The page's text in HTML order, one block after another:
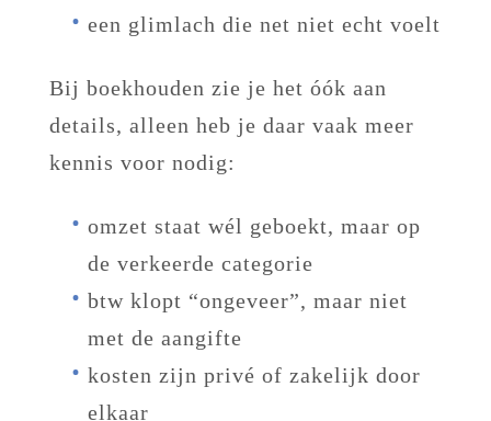
een glimlach die net niet echt voelt
Bij boekhouden zie je het óók aan
details, alleen heb je daar vaak meer
kennis voor nodig:
omzet staat wél geboekt, maar op
de verkeerde categorie
btw klopt “ongeveer”, maar niet
met de aangifte
kosten zijn privé of zakelijk door
elkaar